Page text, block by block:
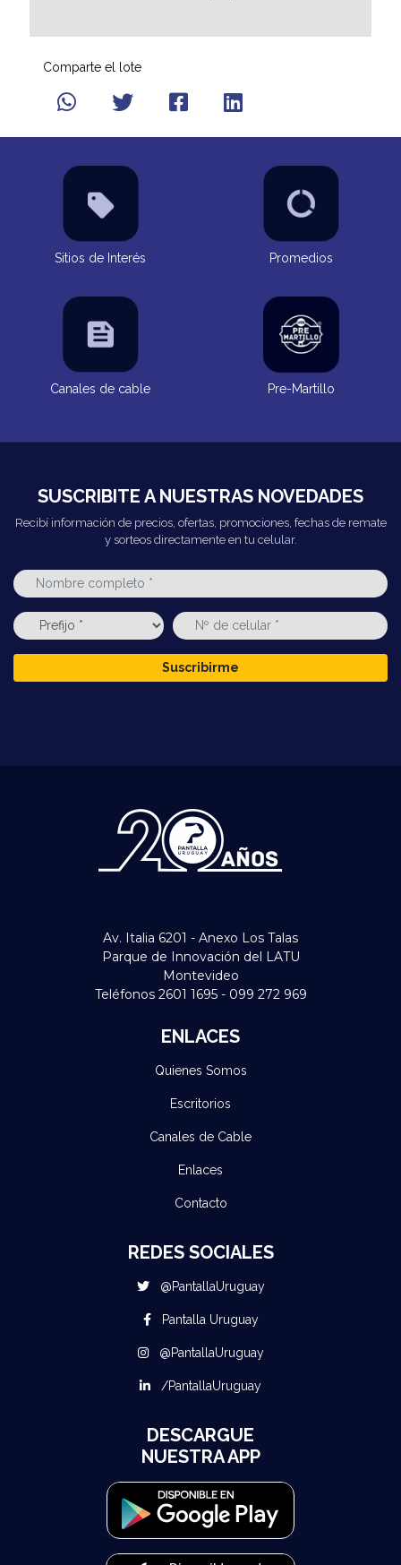
Comparte el lote
Sitios de Interés Promedios
Canales de cable Pre-Martillo
SUSCRIBITE A NUESTRAS NOVEDADES
Recibí información de precios, ofertas, promociones, fechas de remate
y sorteos directamente en tu celular.
Suscribirme
Av. Italia 6201 - Anexo Los Talas
Parque de Innovación del LATU
Montevideo
Teléfonos 2601 1695 - 099 272 969
ENLACES
Quienes Somos
Escritorios
Canales de Cable
Enlaces
Contacto
REDES SOCIALES
@PantallaUruguay
Pantalla Uruguay
@PantallaUruguay
/PantallaUruguay
DESCARGUE
NUESTRA APP